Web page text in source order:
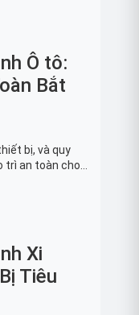
Ô tô:
Bắt
bị, và quy
trì an toàn cho
lắp ráp xe hơi.
Xi
Tiêu